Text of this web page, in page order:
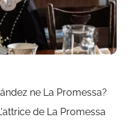
ne La Promessa?
de La Promessa